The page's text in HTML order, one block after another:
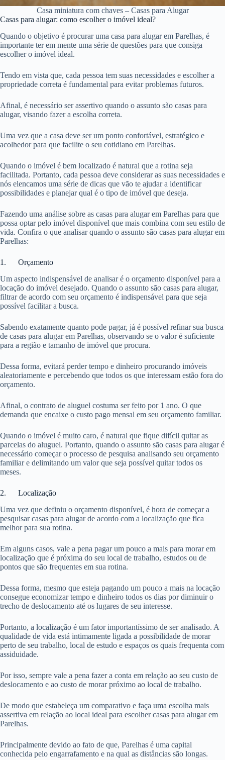
Casa miniatura com chaves – Casas para Alugar
Casas para alugar: como escolher o imóvel ideal?
Quando o objetivo é procurar uma casa para alugar em Parelhas, é
importante ter em mente uma série de questões para que consiga
escolher o imóvel ideal.
Tendo em vista que, cada pessoa tem suas necessidades e escolher a
propriedade correta é fundamental para evitar problemas futuros.
Afinal, é necessário ser assertivo quando o assunto são casas para
alugar, visando fazer a escolha correta.
Uma vez que a casa deve ser um ponto confortável, estratégico e
acolhedor para que facilite o seu cotidiano em Parelhas.
Quando o imóvel é bem localizado é natural que a rotina seja
facilitada. Portanto, cada pessoa deve considerar as suas necessidades e
nós elencamos uma série de dicas que vão te ajudar a identificar
possibilidades e planejar qual é o tipo de imóvel que deseja.
Fazendo uma análise sobre as casas para alugar em Parelhas para que
possa optar pelo imóvel disponível que mais combina com seu estilo de
vida. Confira o que analisar quando o assunto são casas para alugar em
Parelhas:
1. Orçamento
Um aspecto indispensável de analisar é o orçamento disponível para a
locação do imóvel desejado. Quando o assunto são casas para alugar,
filtrar de acordo com seu orçamento é indispensável para que seja
possível facilitar a busca.
Sabendo exatamente quanto pode pagar, já é possível refinar sua busca
de casas para alugar em Parelhas, observando se o valor é suficiente
para a região e tamanho de imóvel que procura.
Dessa forma, evitará perder tempo e dinheiro procurando imóveis
aleatoriamente e percebendo que todos os que interessam estão fora do
orçamento.
Afinal, o contrato de aluguel costuma ser feito por 1 ano. O que
demanda que encaixe o custo pago mensal em seu orçamento familiar.
Quando o imóvel é muito caro, é natural que fique difícil quitar as
parcelas do aluguel. Portanto, quando o assunto são casas para alugar é
necessário começar o processo de pesquisa analisando seu orçamento
familiar e delimitando um valor que seja possível quitar todos os
meses.
2. Localização
Uma vez que definiu o orçamento disponível, é hora de começar a
pesquisar casas para alugar de acordo com a localização que fica
melhor para sua rotina.
Em alguns casos, vale a pena pagar um pouco a mais para morar em
localização que é próxima do seu local de trabalho, estudos ou de
pontos que são frequentes em sua rotina.
Dessa forma, mesmo que esteja pagando um pouco a mais na locação
consegue economizar tempo e dinheiro todos os dias por diminuir o
trecho de deslocamento até os lugares de seu interesse.
Portanto, a localização é um fator importantíssimo de ser analisado. A
qualidade de vida está intimamente ligada a possibilidade de morar
perto de seu trabalho, local de estudo e espaços os quais frequenta com
assiduidade.
Por isso, sempre vale a pena fazer a conta em relação ao seu custo de
deslocamento e ao custo de morar próximo ao local de trabalho.
De modo que estabeleça um comparativo e faça uma escolha mais
assertiva em relação ao local ideal para escolher casas para alugar em
Parelhas.
Principalmente devido ao fato de que, Parelhas é uma capital
conhecida pelo engarrafamento e na qual as distâncias são longas.